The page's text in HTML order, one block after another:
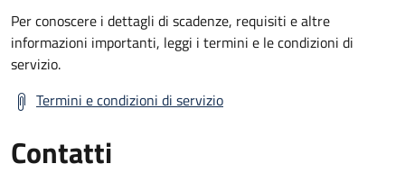
Per conoscere i dettagli di scadenze, requisiti e altre
informazioni importanti, leggi i termini e le condizioni di
servizio.
Termini e condizioni di servizio
Contatti